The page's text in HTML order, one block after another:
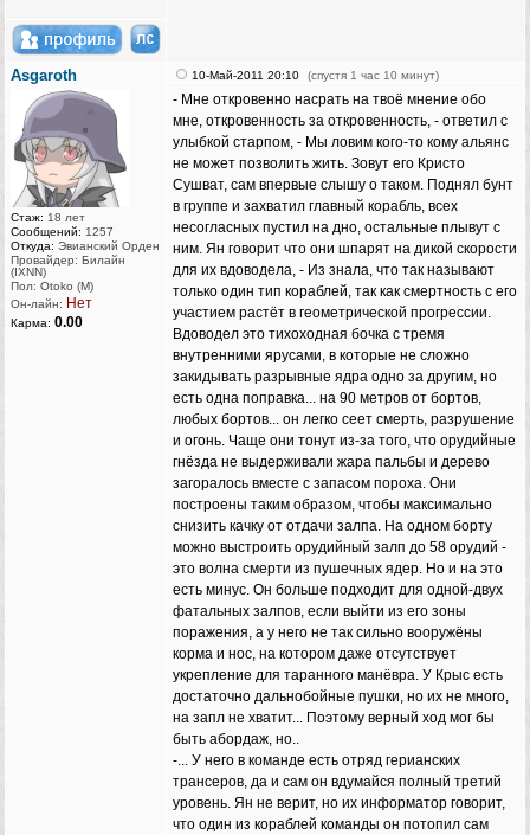
Asgaroth
Стаж: 18 лет
Сообщений: 1257
Откуда: Эвианский Орден
Провайдер: Билайн
(IXNN)
Пол: Otoko (M)
Он-лайн: Нет
Карма: 0.00
10-Май-2011 20:10 (спустя 1 час 10 минут)
- Мне откровенно насрать на твоё мнение обо
мне, откровенность за откровенность, - ответил с
улыбкой старпом, - Мы ловим кого-то кому альянс
не может позволить жить. Зовут его Кристо
Сушват, сам впервые слышу о таком. Поднял бунт
в группе и захватил главный корабль, всех
несогласных пустил на дно, остальные плывут с
ним. Ян говорит что они шпарят на дикой скорости
для их вдоводела, - Из знала, что так называют
только один тип кораблей, так как смертность с его
участием растёт в геометрической прогрессии.
Вдоводел это тихоходная бочка с тремя
внутренними ярусами, в которые не сложно
закидывать разрывные ядра одно за другим, но
есть одна поправка... на 90 метров от бортов,
любых бортов... он легко сеет смерть, разрушение
и огонь. Чаще они тонут из-за того, что орудийные
гнёзда не выдерживали жара пальбы и дерево
загоралось вместе с запасом пороха. Они
построены таким образом, чтобы максимально
снизить качку от отдачи залпа. На одном борту
можно выстроить орудийный залп до 58 орудий -
это волна смерти из пушечных ядер. Но и на это
есть минус. Он больше подходит для одной-двух
фатальных залпов, если выйти из его зоны
поражения, а у него не так сильно вооружёны
корма и нос, на котором даже отсутствует
укрепление для таранного манёвра. У Крыс есть
достаточно дальнобойные пушки, но их не много,
на запл не хватит... Поэтому верный ход мог бы
быть абордаж, но..
-... У него в команде есть отряд герианских
трансеров, да и сам он вдумайся полный третий
уровень. Ян не верит, но их информатор говорит,
что один из кораблей команды он потопил сам